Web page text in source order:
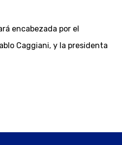
encabezada por el
Caggiani, y la presidenta